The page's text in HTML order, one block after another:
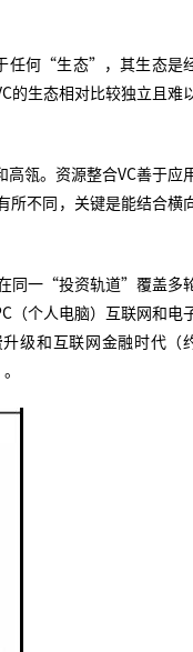
任何“生态”，其生态是
的生态相对比较独立且难
瓴。资源整合VC善于应
所不同，关键是能结合横
同一“投资轨道”覆盖多
（个人电脑）互联网和电
级和互联网金融时代（